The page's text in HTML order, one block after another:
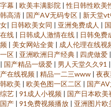
字幕 | 欧美丰满影院 |性日韩性欧美
韩高清 | 国产AⅤ无码专区 | 新天堂
女| 日韩欧美女同 | 亚洲免费成人 |
在线 | 日韩成人激情在线 | 日韩免费
频 | 美女网站全黄 | 成人伦理在线视
一区 | 亚洲欧洲日产经典 | 四虎做爱 |
| 国产精品一级爱 | 男人天堂久久91 |
产在线视频 | 精品一二三www | 夜
韩欧美 | 欧美色图一区二区 | 国产
综艺 | 91成人小视频 | 国产日本欧美
国产 | 91免费视频播放 | 亚洲图片欧